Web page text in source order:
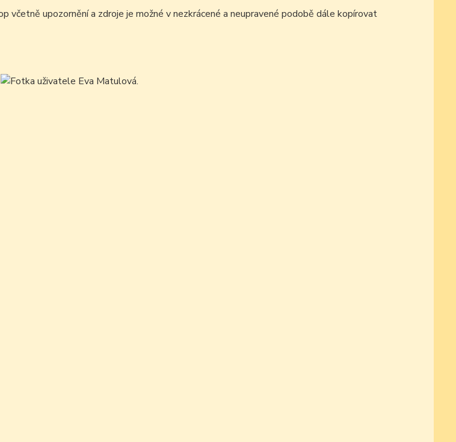
včetně upozornění a zdroje je možné v nezkrácené a neupravené podobě dále kopírovat